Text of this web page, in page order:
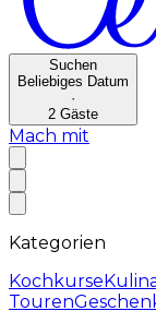
Suchen
Beliebiges Datum
·
2 Gäste
Mach mit
Kategorien
Kochkurse
Touren